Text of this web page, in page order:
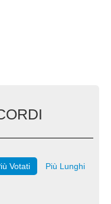
Votati Più Lunghi